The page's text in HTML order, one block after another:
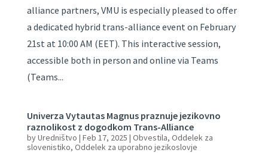
alliance partners, VMU is especially pleased to offer
a dedicated hybrid trans-alliance event on February
21st at 10:00 AM (EET). This interactive session,
accessible both in person and online via Teams
(Teams...
Univerza Vytautas Magnus praznuje jezikovno
raznolikost z dogodkom Trans-Alliance
byUredništvo | Feb 17, 2025 | Obvestila, Oddelek za
slovenistiko, Oddelek za uporabno jezikoslovje